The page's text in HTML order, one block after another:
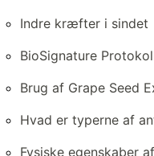
Indre kræfter i sindet
BioSignature
Brug af Grape Seed
Hvad er typerne af
Fysiske egenskaber